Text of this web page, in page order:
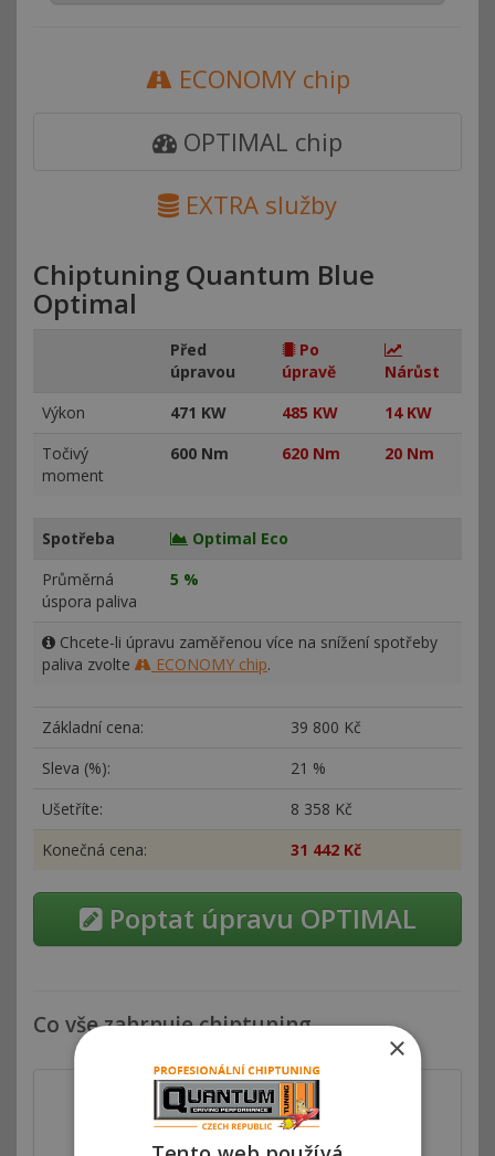
ECONOMY chip
OPTIMAL chip
EXTRA služby
Chiptuning Quantum Blue
Optimal
Před
úpravou
Po
úpravě
Nárůst
Výkon
471 KW 485 KW
14 KW
Točivý
moment
600 Nm 620 Nm 20 Nm
Spotřeba
Optimal Eco
Průměrná
úspora paliva
5 %
Chcete-li úpravu zaměřenou více na snížení spotřeby
paliva zvolte
ECONOMY chip.
Základní cena: 39 800 Kč
Sleva (%):
21 %
Ušetříte:
8 358 Kč
Konečná cena:
31 442 Kč
Poptat úpravu OPTIMAL
Co vše zahrnuje chiptuning
×